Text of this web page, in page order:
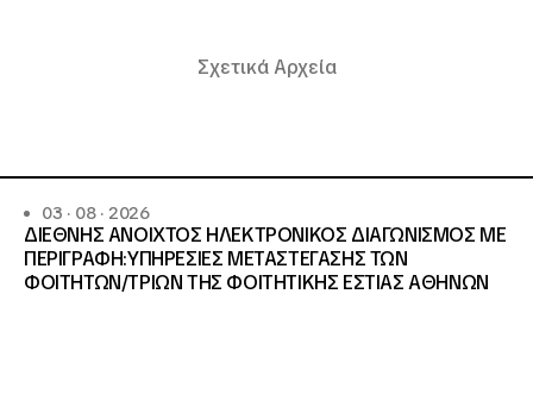
Σχετικά Αρχεία
03 · 08 · 2026
ΔΙΕΘΝΗΣ ΑΝΟΙΧΤΟΣ ΗΛΕΚΤΡΟΝΙΚΟΣ ΔΙΑΓΩΝΙΣΜΟΣ ΜΕ
ΠΕΡΙΓΡΑΦΗ:ΥΠΗΡΕΣΙΕΣ METAΣΤΕΓΑΣΗΣ ΤΩΝ
ΦΟΙΤΗΤΩΝ/ΤΡΙΩΝ ΤΗΣ ΦΟΙΤΗΤΙΚΗΣ ΕΣΤΙΑΣ ΑΘΗΝΩΝ